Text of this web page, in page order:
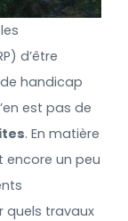
d’être
handicap
est pas de
. En matière
encore un peu
quels travaux